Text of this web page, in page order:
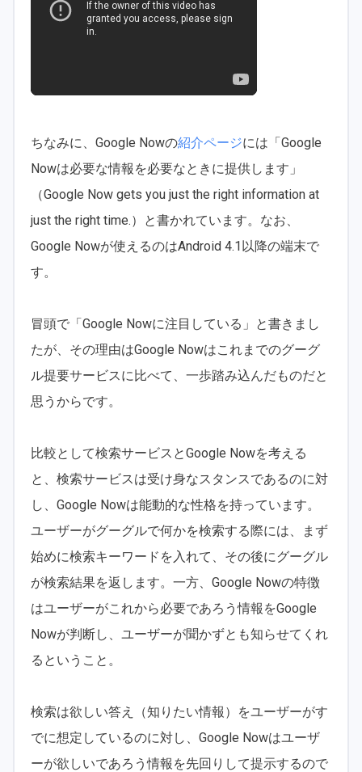
ちなみに、Google Nowの紹介ページには「Google
Nowは必要な情報を必要なときに提供します」
（Google Now gets you just the right information at
just the right time.）と書かれています。なお、
Google Nowが使えるのはAndroid 4.1以降の端末で
す。
冒頭で「Google Nowに注目している」と書きまし
たが、その理由はGoogle Nowはこれまでのグーグ
ル提要サービスに比べて、一歩踏み込んだものだと
思うからです。
比較として検索サービスとGoogle Nowを考える
と、検索サービスは受け身なスタンスであるのに対
し、Google Nowは能動的な性格を持っています。
ユーザーがグーグルで何かを検索する際には、まず
始めに検索キーワードを入れて、その後にグーグル
が検索結果を返します。一方、Google Nowの特徴
はユーザーがこれから必要であろう情報をGoogle
Nowが判断し、ユーザーが聞かずとも知らせてくれ
るということ。
検索は欲しい答え（知りたい情報）をユーザーがす
でに想定しているのに対し、Google Nowはユーザ
ーが欲しいであろう情報を先回りして提示するので